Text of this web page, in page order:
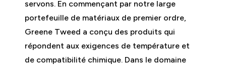
servons. En commençant par notre large
portefeuille de matériaux de premier ordre,
Greene Tweed a conçu des produits qui
répondent aux exigences de température et
de compatibilité chimique. Dans le domaine